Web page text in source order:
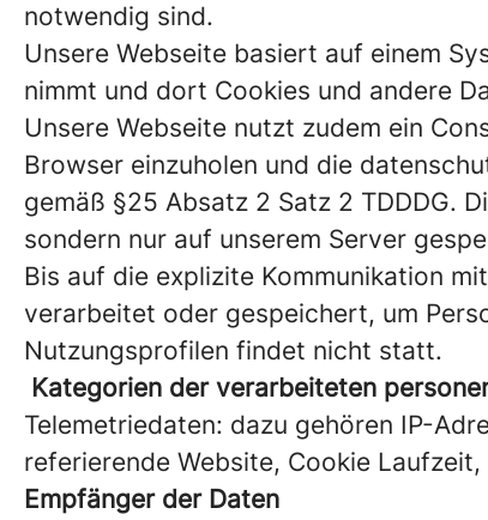
notwendig sind.
Unsere Webseite basiert auf einem
nimmt und dort Cookies und andere
Unsere Webseite nutzt zudem ein
Browser einzuholen und die
gemäß §25 Absatz 2 Satz 2 TDDDG.
sondern nur auf unserem Server
Bis auf die explizite Kommunikation
verarbeitet oder gespeichert, um
Nutzungsprofilen findet nicht statt.
Kategorien der verarbeiteten
Telemetriedaten: dazu gehören IP-
referierende Website, Cookie
Empfänger der Daten